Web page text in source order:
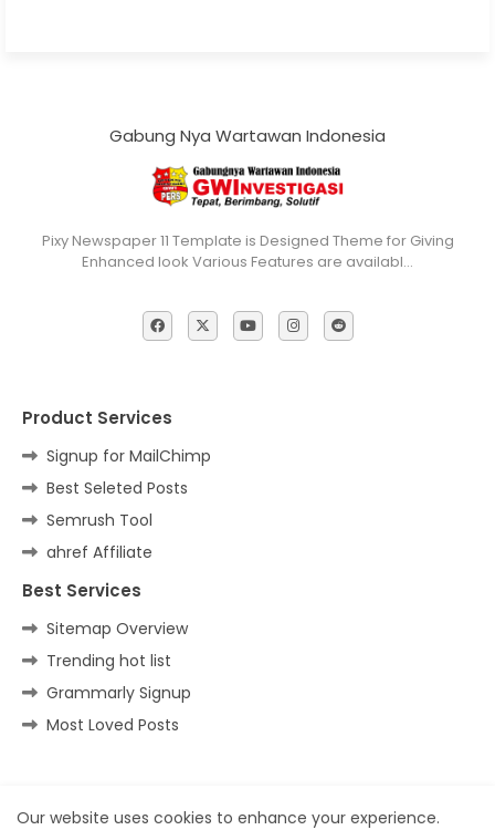
Gabung Nya Wartawan Indonesia
Pixy Newspaper 11 Template is Designed Theme for Giving
Enhanced look Various Features are availabl…
Product Services
Signup for MailChimp
Best Seleted Posts
Semrush Tool
ahref Affiliate
Best Services
Sitemap Overview
Trending hot list
Grammarly Signup
Most Loved Posts
Home Contact us Privacy Policy
Our website uses cookies to enhance your experience.